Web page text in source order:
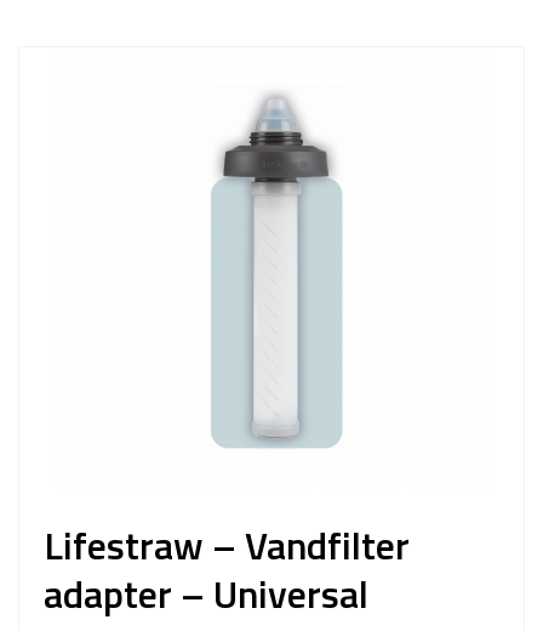
Lifestraw – Vandfilter
adapter – Universal